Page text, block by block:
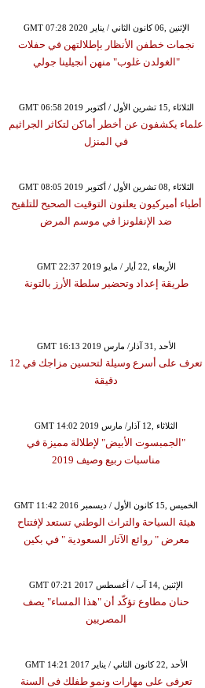
GMT 07:28 2020 الإثنين ,06 كانون الثاني / يناير
نجمات خطفن الأنظار بإطلالتهن في حفلات
"الغولدن غلوب" منهن أنجيلينا جولي
GMT 06:58 2019 الثلاثاء ,15 تشرين الأول / أكتوبر
علماء يكشفون عن أخطر أماكن لتكاثر الجراثيم
في المنزل
GMT 08:05 2019 الثلاثاء ,08 تشرين الأول / أكتوبر
أطباء أميركيون يعلنون التوقيت الصحيح للتلقيح
ضد الإنفلونزا في موسم المرض
GMT 22:37 2019 الأربعاء ,22 أيار / مايو
طريقة إعداد وتحضير سلطة الأرز بالتونة
GMT 16:13 2019 الأحد ,31 آذار/ مارس
تعرف على أسرع وسيلة لتحسين مزاجك في 12
دقيقة
GMT 14:02 2019 الثلاثاء ,12 آذار/ مارس
"الجمبسوت الأبيض" لإطلالة مميزة في
مناسبات ربيع وصيف 2019
GMT 11:42 2016 الخميس ,15 كانون الأول / ديسمبر
هيئة السياحة والتراث الوطني تستعد لإفتتاح
معرض " روائع الآثار السعودية " في بكين
GMT 07:21 2017 الإثنين ,14 آب / أغسطس
حنان مطاوع تؤكّد أن "هذا المساء" يصف
المصريين
GMT 14:21 2017 الأحد ,22 كانون الثاني / يناير
تعرفى على مهارات ونمو طفلك فى السنة